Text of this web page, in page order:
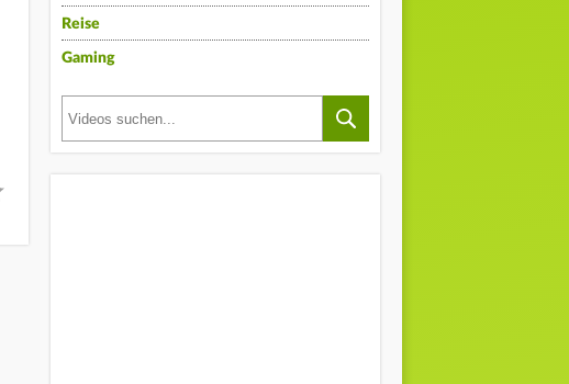
Reise
Gaming